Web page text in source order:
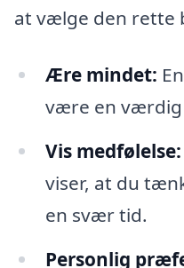
at vælge den rette
Ære mindet:
være en værdig
Vis medfølelse:
viser, at du
en svær tid.
Personlig